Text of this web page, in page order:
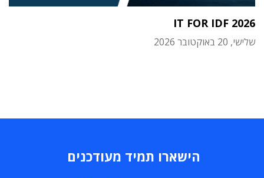
IT FOR IDF 2026
שלישי, 20 באוקטובר 2026
הישארו תמיד מעודכנים